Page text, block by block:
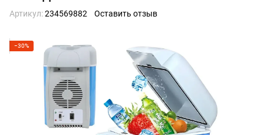
Артикул:234569882 Оставить отзыв
−30%